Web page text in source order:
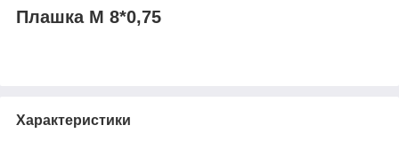
Плашка М 8*0,75
Характеристики